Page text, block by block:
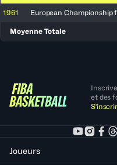
1961 European Championship
Moyenne Totale
et des
Joueurs